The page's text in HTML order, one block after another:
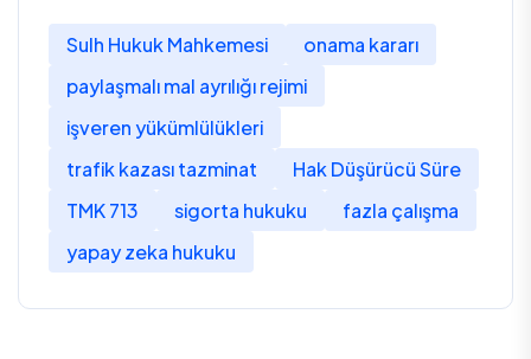
Sulh Hukuk Mahkemesi
onama kararı
paylaşmalı mal ayrılığı rejimi
işveren yükümlülükleri
trafik kazası tazminat
Hak Düşürücü Süre
TMK 713
sigorta hukuku
fazla çalışma
yapay zeka hukuku